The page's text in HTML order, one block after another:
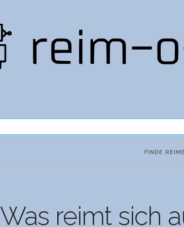
Was reimt sich